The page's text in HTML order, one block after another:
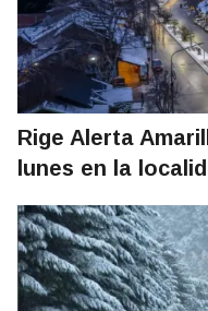
Rige Alerta
lunes en la